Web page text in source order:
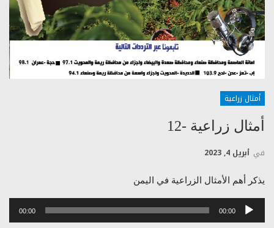
أمثال زراعية
أمثال زراعية -12
في أبريل 4, 2023
يذكر أهم الأمثال الزراعية في اليمن
مشغل
00:00
00:00